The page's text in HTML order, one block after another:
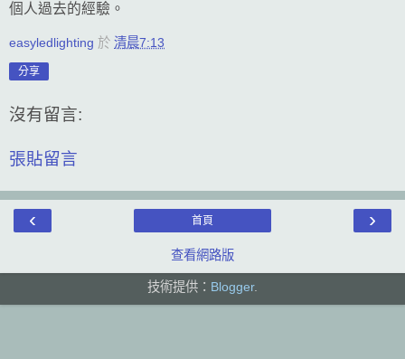
個人過去的經驗。
easyledlighting 於 清晨7:13
分享
沒有留言:
張貼留言
‹ ›
首頁
查看網路版
技術提供： Blogger.